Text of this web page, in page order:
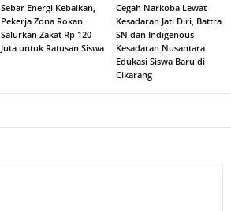
Sebar Energi Kebaikan,
Pekerja Zona Rokan
Salurkan Zakat Rp 120
Juta untuk Ratusan Siswa
Cegah Narkoba Lewat
Kesadaran Jati Diri, Battra
SN dan Indigenous
Kesadaran Nusantara
Edukasi Siswa Baru di
Cikarang